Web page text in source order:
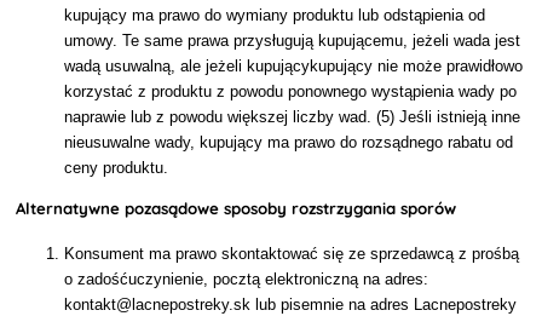
kupujący ma prawo do wymiany produktu lub odstąpienia od
umowy. Te same prawa przysługują kupującemu, jeżeli wada jest
wadą usuwalną, ale jeżeli kupującykupujący nie może prawidłowo
korzystać z produktu z powodu ponownego wystąpienia wady po
naprawie lub z powodu większej liczby wad. (5) Jeśli istnieją inne
nieusuwalne wady, kupujący ma prawo do rozsądnego rabatu od
ceny produktu.
Alternatywne pozasądowe sposoby rozstrzygania sporów
Konsument ma prawo skontaktować się ze sprzedawcą z prośbą
o zadośćuczynienie, pocztą elektroniczną na adres:
kontakt@lacnepostreky.sk lub pisemnie na adres Lacnepostreky